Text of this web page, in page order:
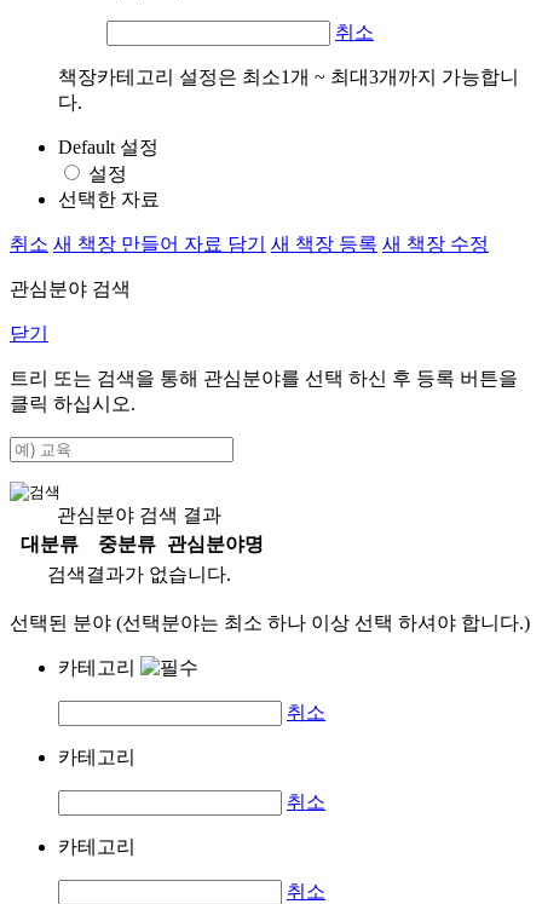
취소
책장카테고리 설정은 최소1개 ~ 최대3개까지 가능합니
다.
Default 설정
설정
선택한 자료
취소 새 책장 만들어 자료 담기 새 책장 등록 새 책장 수정
관심분야 검색
닫기
트리 또는 검색을 통해 관심분야를 선택 하신 후 등록 버튼을
클릭 하십시오.
관심분야 검색 결과
대분류
중분류
관심분야명
검색결과가 없습니다.
선택된 분야 (선택분야는 최소 하나 이상 선택 하셔야 합니다.)
카테고리
취소
카테고리
취소
카테고리
취소